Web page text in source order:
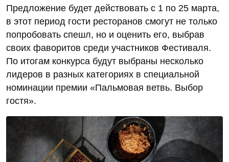
Предложение будет действовать с 1 по 25 марта,
в этот период гости ресторанов смогут не только
попробовать спешл, но и оценить его, выбрав
своих фаворитов среди участников Фестиваля.
По итогам конкурса будут выбраны несколько
лидеров в разных категориях в специальной
номинации премии «Пальмовая ветвь. Выбор
гостя».